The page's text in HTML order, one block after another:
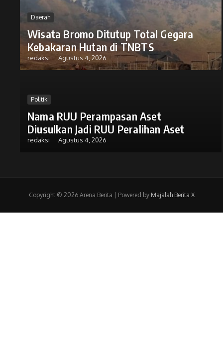
Daerah
Wisata Bromo Ditutup Total Gegara
Kebakaran Hutan di TNBTS
redaksi Agustus 4, 2026
Politik
Nama RUU Perampasan Aset
Diusulkan Jadi RUU Peralihan Aset
redaksi Agustus 4, 2026
Copyright © 2026 Arena Berita | Powered by Majalah Berita X